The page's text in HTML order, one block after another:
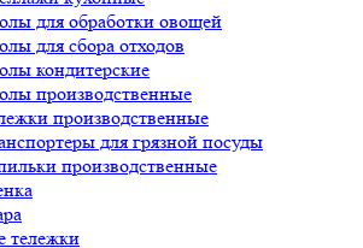
для обработки овощей
для сбора отходов
кондитерские
производственные
производственные
для грязной посуды
производственные
тележки